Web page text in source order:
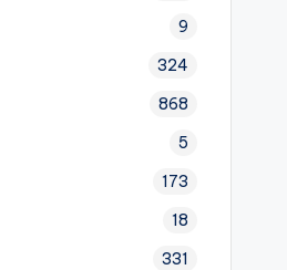
9
324
868
5
173
18
331